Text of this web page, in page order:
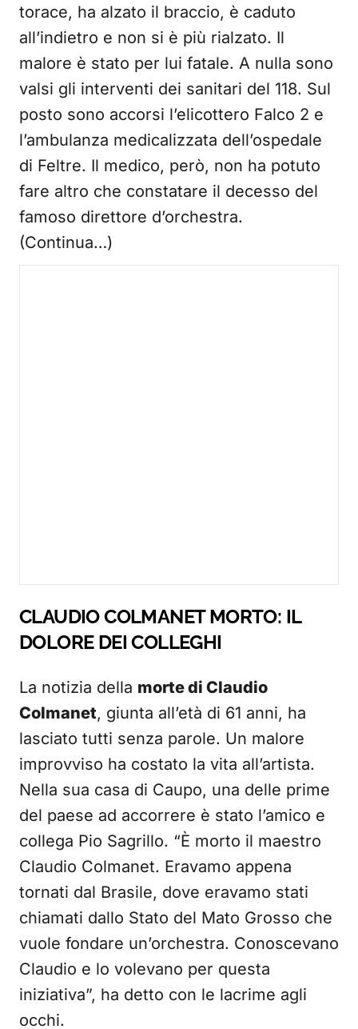
torace, ha alzato il braccio, è caduto
all’indietro e non si è più rialzato. Il
malore è stato per lui fatale. A nulla sono
valsi gli interventi dei sanitari del 118. Sul
posto sono accorsi l’elicottero Falco 2 e
l’ambulanza medicalizzata dell’ospedale
di Feltre. Il medico, però, non ha potuto
fare altro che constatare il decesso del
famoso direttore d’orchestra.
(Continua…)
CLAUDIO COLMANET MORTO: IL
DOLORE DEI COLLEGHI
La notizia della morte di Claudio
Colmanet, giunta all’età di 61 anni, ha
lasciato tutti senza parole. Un malore
improvviso ha costato la vita all’artista.
Nella sua casa di Caupo, una delle prime
del paese ad accorrere è stato l’amico e
collega Pio Sagrillo. “È morto il maestro
Claudio Colmanet. Eravamo appena
tornati dal Brasile, dove eravamo stati
chiamati dallo Stato del Mato Grosso che
vuole fondare un’orchestra. Conoscevano
Claudio e lo volevano per questa
iniziativa”, ha detto con le lacrime agli
occhi.